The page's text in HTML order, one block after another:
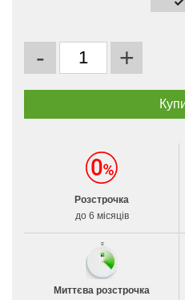
- +
Розстрочка
до 6 місяців
Миттєва розстрочка